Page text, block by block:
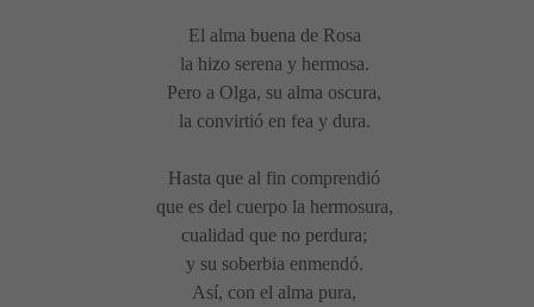
El alma buena de Rosa
la hizo serena y hermosa.
Pero a Olga, su alma oscura,
la convirtió en fea y dura.
Hasta que al fin comprendió
que es del cuerpo la hermosura,
cualidad que no perdura;
y su soberbia enmendó.
Así, con el alma pura,